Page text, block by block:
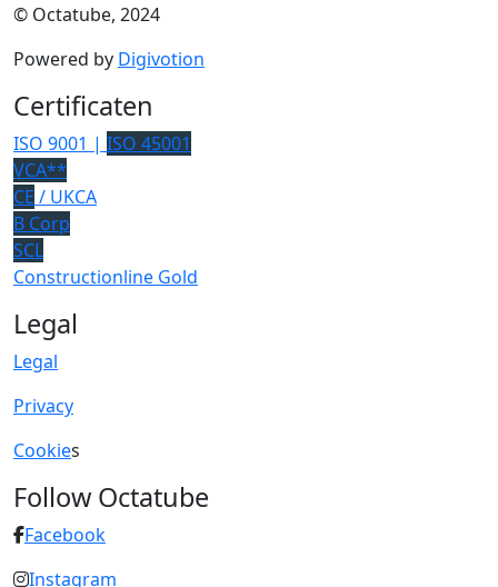
© Octatube, 2024
Powered by Digivotion
Certificaten
ISO 9001 | ISO 45001
VCA**
CE / UKCA
B Corp
SCL
Constructionline Gold
Legal
Legal
Privacy
Cookies
Follow Octatube
Facebook
Instagram